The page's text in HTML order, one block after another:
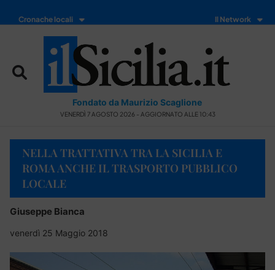
Cronache locali Il Network
Fondato da Maurizio Scaglione
VENERDÌ 7 AGOSTO 2026 - AGGIORNATO ALLE 10:43
NELLA TRATTATIVA TRA LA SICILIA E
ROMA ANCHE IL TRASPORTO PUBBLICO
LOCALE
Giuseppe Bianca
venerdì 25 Maggio 2018